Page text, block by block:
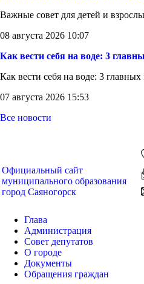
Важные совет для детей и
08 августа 2026 10:07
Как вести себя на воде: 3
Как вести себя на воде: 3 главных
07 августа 2026 15:53
Все новости
Официальный сайт
муниципального образования
город Саяногорск
Глава
Администрация
Совет депутатов
О городе
Документы
Обращения граждан